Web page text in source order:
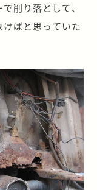
削り落として、
ばと思っていた